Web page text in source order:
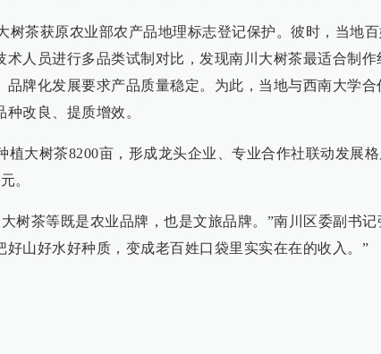
树茶获原农业部农产品地理标志登记保护。彼时，当地
术人员进行多品类试制对比，发现南川大树茶最适合制
品牌化发展要求产品质量稳定。为此，当地与西南大学
改良、提质增效。
植大树茶8200亩，形成龙头企业、专业合作社联动发展
。
树茶等既是农业品牌，也是文旅品牌。”南川区委副书
好山好水好种质，变成老百姓口袋里实实在在的收入。”